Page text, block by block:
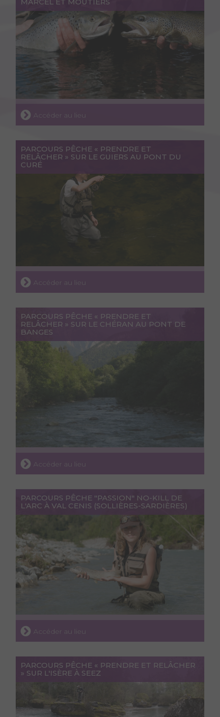
Accéder au lieu
PARCOURS PÊCHE « PRENDRE ET
RELÂCHER » SUR LE GUIERS AU PONT DU
CURÉ
Accéder au lieu
PARCOURS PÊCHE « PRENDRE ET
RELÂCHER » SUR LE CHÉRAN AU PONT DE
BANGES
Accéder au lieu
PARCOURS PÊCHE "PASSION" NO-KILL DE
L'ARC À VAL CENIS (SOLLIÈRES-SARDIÈRES)
Accéder au lieu
PARCOURS PÊCHE « PRENDRE ET RELÂCHER
» SUR L'ISÈRE À SEEZ